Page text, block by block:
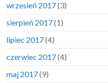
wrzesień 2017(3)
sierpień 2017(1)
lipiec 2017(4)
czerwiec 2017(4)
maj 2017(9)